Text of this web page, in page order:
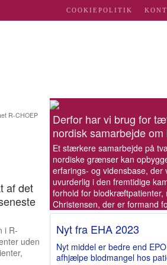
COOKIEPOLITIK
R-CHOEP
af det
i R-
uden
Derfor har vi brug for
nordisk samarbejde
Et stærkere samarbejde på
nordiske grænser kan
erfarings- og vidensbase, der
uvurderlig i den fremtidige
forhold for blodkræftpatienter,
Christensen, der er formand
Nyt fra EHA 2023
Nyt middel er bedre end
afhjælpe blodmangel hos